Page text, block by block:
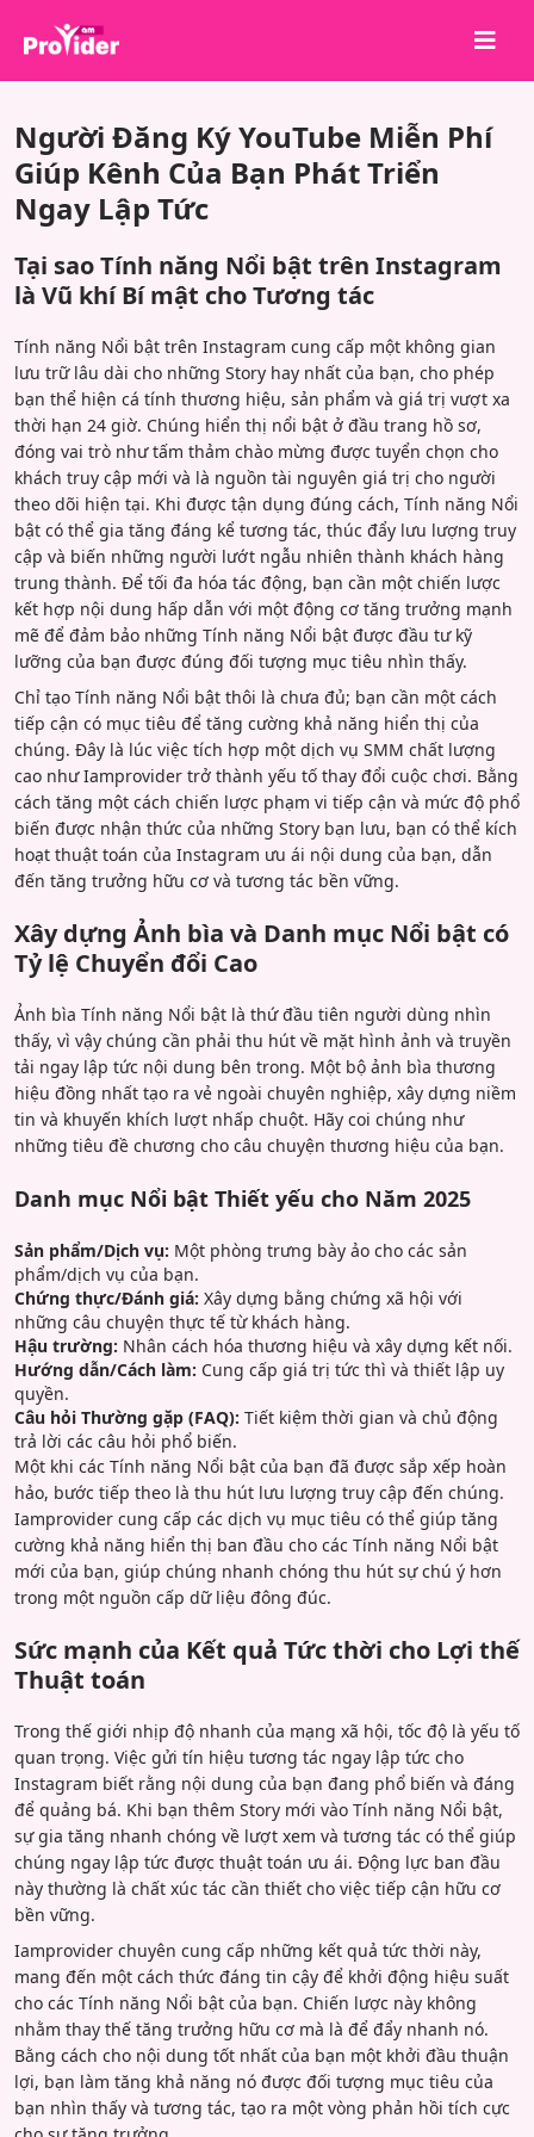
Về chúng tôi
Đăng nhập
Dịch vụ
Điều khoản
Blog
Người Đăng Ký YouTube Miễn Phí
Giúp Kênh Của Bạn Phát Triển
Ngay Lập Tức
Tại sao Tính năng Nổi bật trên Instagram
là Vũ khí Bí mật cho Tương tác
Tính năng Nổi bật trên Instagram cung cấp một không gian
lưu trữ lâu dài cho những Story hay nhất của bạn, cho phép
bạn thể hiện cá tính thương hiệu, sản phẩm và giá trị vượt xa
thời hạn 24 giờ. Chúng hiển thị nổi bật ở đầu trang hồ sơ,
đóng vai trò như tấm thảm chào mừng được tuyển chọn cho
khách truy cập mới và là nguồn tài nguyên giá trị cho người
theo dõi hiện tại. Khi được tận dụng đúng cách, Tính năng Nổi
bật có thể gia tăng đáng kể tương tác, thúc đẩy lưu lượng truy
cập và biến những người lướt ngẫu nhiên thành khách hàng
trung thành. Để tối đa hóa tác động, bạn cần một chiến lược
kết hợp nội dung hấp dẫn với một động cơ tăng trưởng mạnh
mẽ để đảm bảo những Tính năng Nổi bật được đầu tư kỹ
lưỡng của bạn được đúng đối tượng mục tiêu nhìn thấy.
Chỉ tạo Tính năng Nổi bật thôi là chưa đủ; bạn cần một cách
tiếp cận có mục tiêu để tăng cường khả năng hiển thị của
chúng. Đây là lúc việc tích hợp một dịch vụ SMM chất lượng
cao như Iamprovider trở thành yếu tố thay đổi cuộc chơi. Bằng
cách tăng một cách chiến lược phạm vi tiếp cận và mức độ phổ
biến được nhận thức của những Story bạn lưu, bạn có thể kích
hoạt thuật toán của Instagram ưu ái nội dung của bạn, dẫn
đến tăng trưởng hữu cơ và tương tác bền vững.
Xây dựng Ảnh bìa và Danh mục Nổi bật có
Tỷ lệ Chuyển đổi Cao
Ảnh bìa Tính năng Nổi bật là thứ đầu tiên người dùng nhìn
thấy, vì vậy chúng cần phải thu hút về mặt hình ảnh và truyền
tải ngay lập tức nội dung bên trong. Một bộ ảnh bìa thương
hiệu đồng nhất tạo ra vẻ ngoài chuyên nghiệp, xây dựng niềm
tin và khuyến khích lượt nhấp chuột. Hãy coi chúng như
những tiêu đề chương cho câu chuyện thương hiệu của bạn.
Danh mục Nổi bật Thiết yếu cho Năm 2025
Sản phẩm/Dịch vụ: Một phòng trưng bày ảo cho các sản
phẩm/dịch vụ của bạn.
Chứng thực/Đánh giá: Xây dựng bằng chứng xã hội với
những câu chuyện thực tế từ khách hàng.
Hậu trường: Nhân cách hóa thương hiệu và xây dựng kết nối.
Hướng dẫn/Cách làm: Cung cấp giá trị tức thì và thiết lập uy
quyền.
Câu hỏi Thường gặp (FAQ): Tiết kiệm thời gian và chủ động
trả lời các câu hỏi phổ biến.
Một khi các Tính năng Nổi bật của bạn đã được sắp xếp hoàn
hảo, bước tiếp theo là thu hút lưu lượng truy cập đến chúng.
Iamprovider cung cấp các dịch vụ mục tiêu có thể giúp tăng
cường khả năng hiển thị ban đầu cho các Tính năng Nổi bật
mới của bạn, giúp chúng nhanh chóng thu hút sự chú ý hơn
trong một nguồn cấp dữ liệu đông đúc.
Sức mạnh của Kết quả Tức thời cho Lợi thế
Thuật toán
Trong thế giới nhịp độ nhanh của mạng xã hội, tốc độ là yếu tố
quan trọng. Việc gửi tín hiệu tương tác ngay lập tức cho
Instagram biết rằng nội dung của bạn đang phổ biến và đáng
để quảng bá. Khi bạn thêm Story mới vào Tính năng Nổi bật,
sự gia tăng nhanh chóng về lượt xem và tương tác có thể giúp
chúng ngay lập tức được thuật toán ưu ái. Động lực ban đầu
này thường là chất xúc tác cần thiết cho việc tiếp cận hữu cơ
bền vững.
Iamprovider chuyên cung cấp những kết quả tức thời này,
mang đến một cách thức đáng tin cậy để khởi động hiệu suất
cho các Tính năng Nổi bật của bạn. Chiến lược này không
nhằm thay thế tăng trưởng hữu cơ mà là để đẩy nhanh nó.
Bằng cách cho nội dung tốt nhất của bạn một khởi đầu thuận
lợi, bạn làm tăng khả năng nó được đối tượng mục tiêu của
bạn nhìn thấy và tương tác, tạo ra một vòng phản hồi tích cực